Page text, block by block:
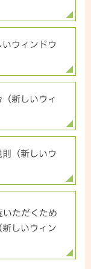
ウィンドウ
新しいウィ
（新しいウ
いただくため
しいウィン